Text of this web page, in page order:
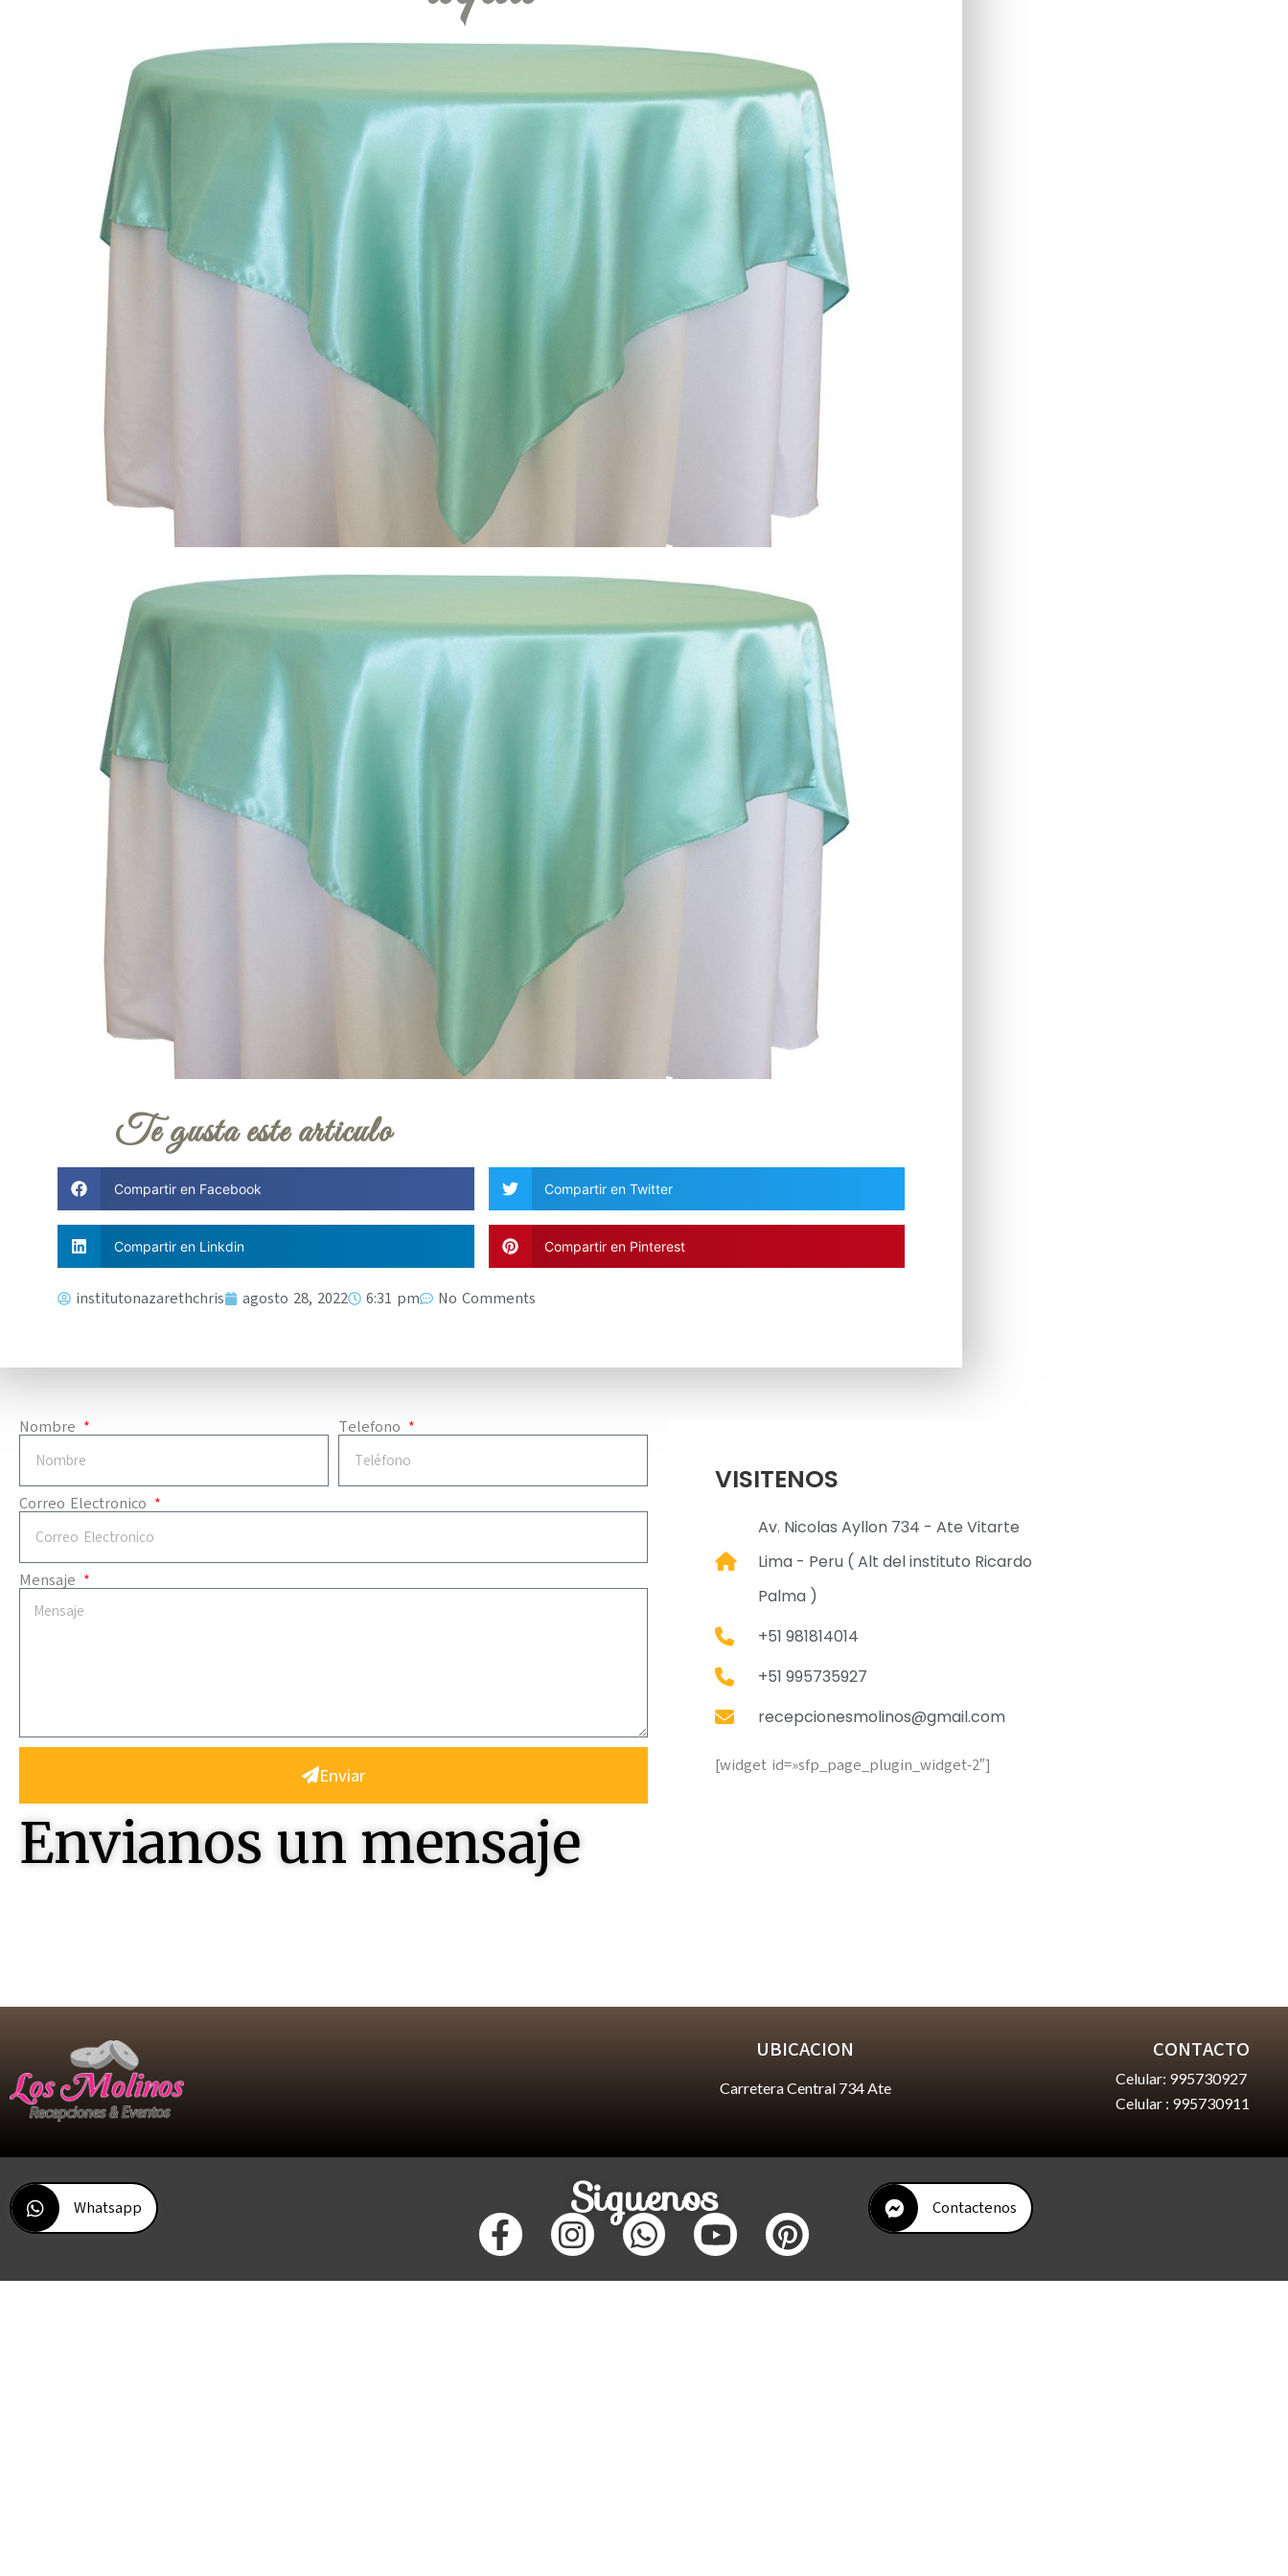
Te gusta este articulo
Compartir en Facebook Compartir en Twitter
Compartir en Linkdin Compartir en Pinterest
institutonazarethchris agosto 28, 2022 6:31 pm No Comments
Nombre Telefono
Correo Electronico
Mensaje
Enviar
Envianos un mensaje
VISITENOS
Av. Nicolas Ayllon 734 - Ate Vitarte
Lima - Peru ( Alt del instituto Ricardo
Palma )
+51 981814014
+51 995735927
recepcionesmolinos@gmail.com
[widget id=»sfp_page_plugin_widget-2″]
UBICACION
Carretera Central 734 Ate
CONTACTO
Celular: 995730927
Celular : 995730911
Whatsapp Siguenos Contactenos